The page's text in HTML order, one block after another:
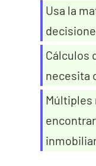
Usa la
Cálculos
necesita
Múltiples